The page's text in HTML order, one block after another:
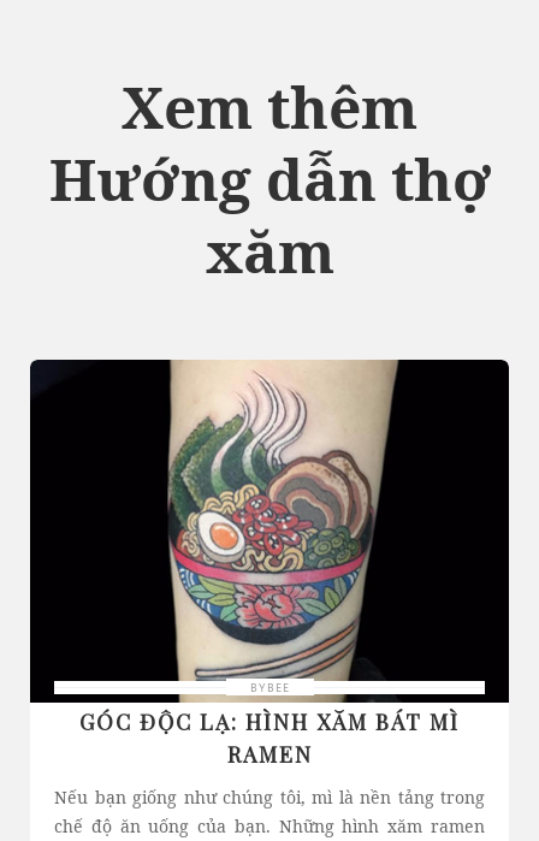
Xem thêm
Hướng dẫn thợ
xăm
BYBEE
GÓC ĐỘC LẠ: HÌNH XĂM BÁT MÌ
RAMEN
Nếu bạn giống như chúng tôi, mì là nền tảng trong
chế độ ăn uống của bạn. Những hình xăm ramen